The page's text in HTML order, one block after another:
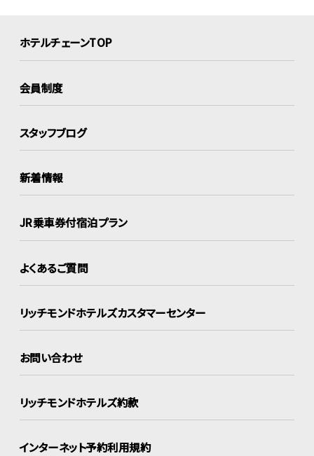
ホテルチェーンTOP
会員制度
スタッフブログ
新着情報
JR乗車券付宿泊プラン
よくあるご質問
リッチモンドホテルズカスタマーセンター
お問い合わせ
リッチモンドホテルズ約款
インターネット予約利用規約